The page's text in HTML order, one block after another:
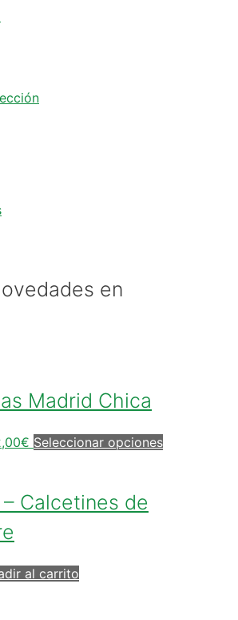
en
Madrid Chica
€ Seleccionar opciones
Calcetines de
al carrito